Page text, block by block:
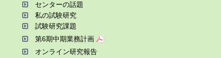
センターの話題
私の試験研究
試験研究課題
第6期中期業務計画
オンライン研究報告